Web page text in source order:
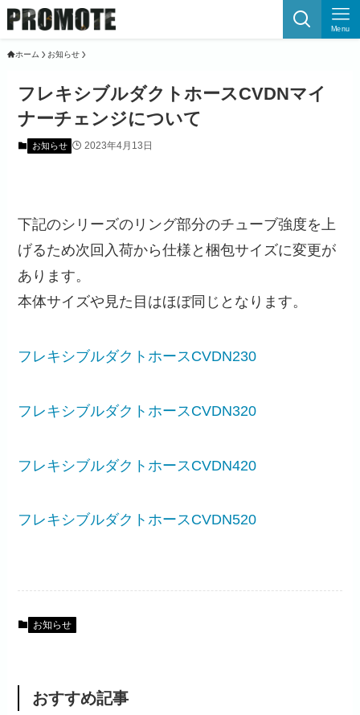
Menu
ホーム お知らせ
フレキシブルダクトホースCVDNマイ
ナーチェンジについて
お知らせ 2023年4月13日
下記のシリーズのリング部分のチューブ強度を上
げるため次回入荷から仕様と梱包サイズに変更が
あります。
本体サイズや見た目はほぼ同じとなります。
フレキシブルダクトホースCVDN230
フレキシブルダクトホースCVDN320
フレキシブルダクトホースCVDN420
フレキシブルダクトホースCVDN520
お知らせ
おすすめ記事